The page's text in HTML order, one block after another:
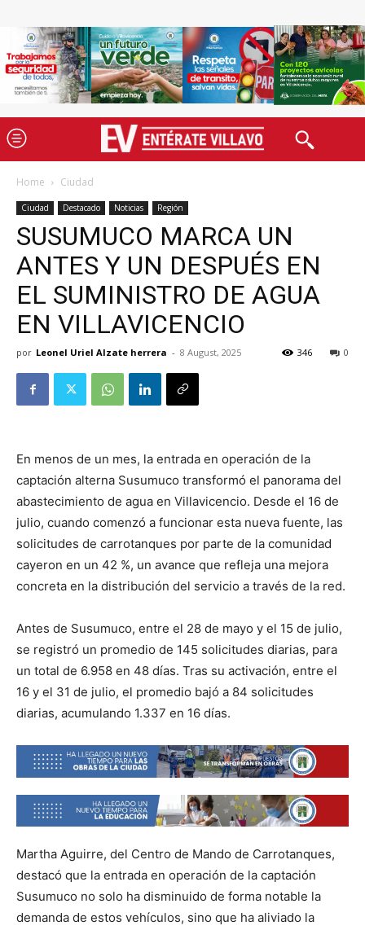
Home Ciudad
Ciudad Destacado Noticias Región
SUSUMUCO MARCA UN
ANTES Y UN DESPUÉS EN
EL SUMINISTRO DE AGUA
EN VILLAVICENCIO
por Leonel Uriel Alzate herrera - 8 August, 2025 0
346
En menos de un mes, la entrada en operación de la
captación alterna Susumuco transformó el panorama del
abastecimiento de agua en Villavicencio. Desde el 16 de
julio, cuando comenzó a funcionar esta nueva fuente, las
solicitudes de carrotanques por parte de la comunidad
cayeron en un 42 %, un avance que refleja una mejora
concreta en la distribución del servicio a través de la red.
Antes de Susumuco, entre el 28 de mayo y el 15 de julio,
se registró un promedio de 145 solicitudes diarias, para
un total de 6.958 en 48 días. Tras su activación, entre el
16 y el 31 de julio, el promedio bajó a 84 solicitudes
diarias, acumulando 1.337 en 16 días.
Martha Aguirre, del Centro de Mando de Carrotanques,
destacó que la entrada en operación de la captación
Susumuco no solo ha disminuido de forma notable la
demanda de estos vehículos, sino que ha aliviado la